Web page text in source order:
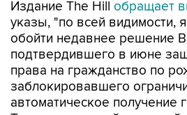
обойти недавнее решение
подтвердившего в июне
права на гражданство по
заблокировавшего
автоматическое получение
Трампа, изданный в первый
президентского срока.